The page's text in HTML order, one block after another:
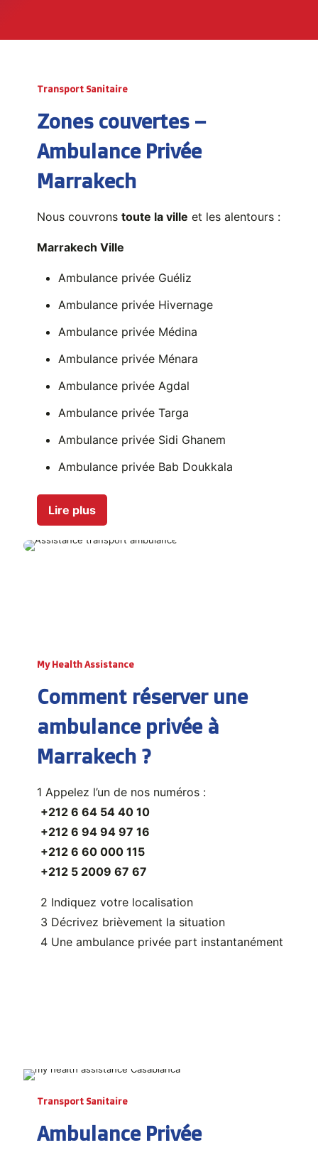
Transport Sanitaire
Zones couvertes –
Ambulance Privée
Marrakech
Nous couvronstoute la ville et les alentours :
Marrakech Ville
Ambulance privée Guéliz
Ambulance privée Hivernage
Ambulance privée Médina
Ambulance privée Ménara
Ambulance privée Agdal
Ambulance privée Targa
Ambulance privée Sidi Ghanem
Ambulance privée Bab Doukkala
Ambulance privée Daoudiate
Ambulance privée Semlalia
Ambulance privée Tahannaout
Ambulance privée Sidi Abdellah Ghiat
Ambulance privée Lalla Takerkoust
Ambulance privée Amizmiz
Ambulance privée Marrakech – Couverture
élargie.
Lire plus
My Health Assistance
Comment réserver une
ambulance privée à
Marrakech ?
1️ Appelez l’un de nos numéros :
+212 6 64 54 40 10
+212 6 94 94 97 16
+212 6 60 000 115
+212 5 2009 67 67
2️ Indiquez votre localisation
3️ Décrivez brièvement la situation
4️ Une ambulance privée part instantanément
Transport Sanitaire
Ambulance Privée